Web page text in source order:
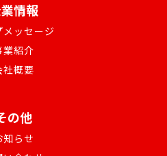
情報
メッセージ
業紹介
社概要
の他
知らせ